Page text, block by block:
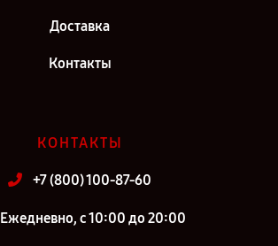
Доставка
Контакты
КОНТАКТЫ
+7 (800) 100-87-60
Ежедневно, с 10:00 до 20:00